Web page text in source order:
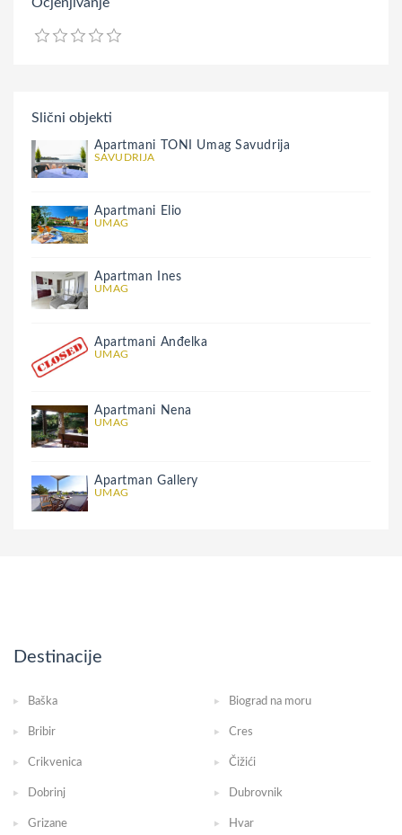
Ocjenjivanje
Slični objekti
Apartmani TONI Umag Savudrija
SAVUDRIJA
Apartmani Elio
UMAG
Apartman Ines
UMAG
Apartmani Anđelka
UMAG
Apartmani Nena
UMAG
Apartman Gallery
UMAG
Destinacije
Baška Biograd na moru
Bribir Cres
Crikvenica Čižići
Dobrinj Dubrovnik
Grizane Hvar